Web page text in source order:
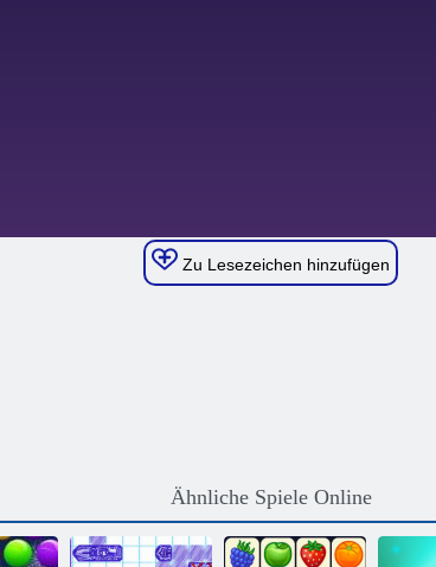
Zu Lesezeichen hinzufügen
Ähnliche Spiele Online